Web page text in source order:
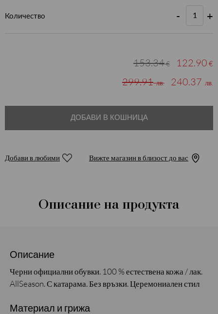
Количество - +
153.34€ 122.90 €
299.91лв. 240.37 лв.
ДОБАВИ В КОШНИЦА
Добави в любими Вижте магазин в близост до вас
Описание на продукта
Описание
Черни официални обувки. 100 % естествена кожа / лак.
AllSeason. С катарама. Без връзки. Церемониален стил
Материал и грижа